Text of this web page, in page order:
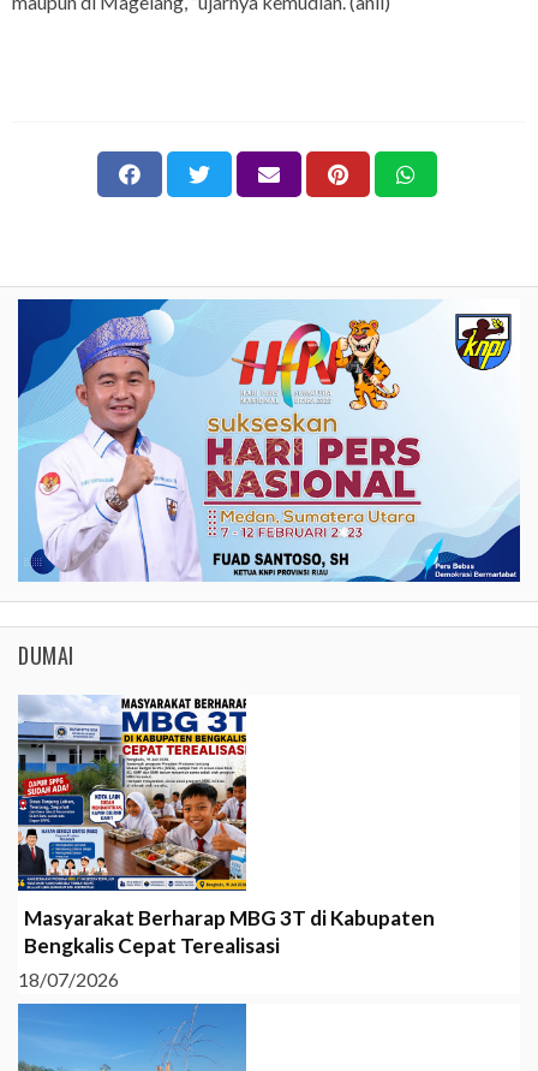
DUMAI
Masyarakat Berharap MBG 3T di Kabupaten
Bengkalis Cepat Terealisasi
18/07/2026